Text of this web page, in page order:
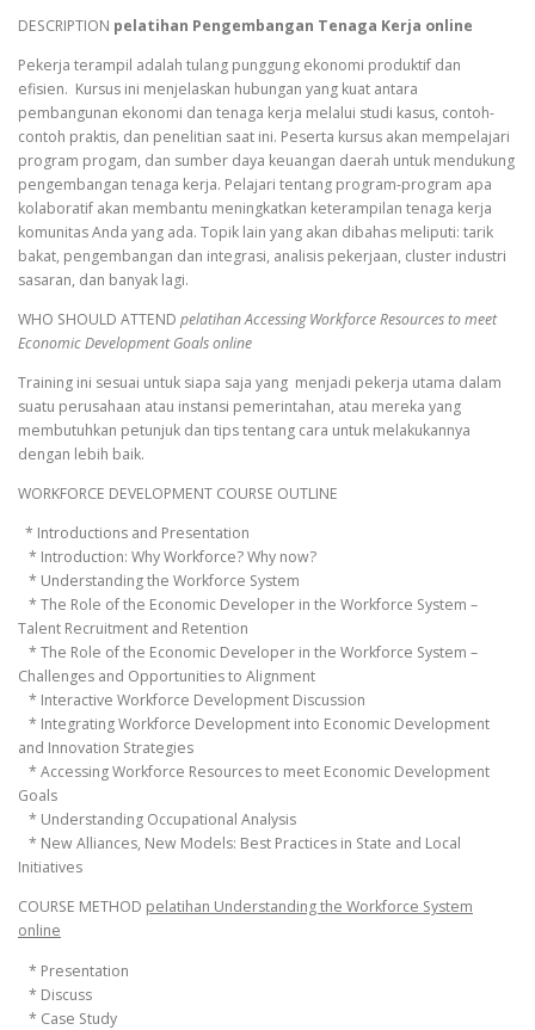
DESCRIPTION pelatihan Pengembangan Tenaga Kerja online
Pekerja terampil adalah tulang punggung ekonomi produktif dan
efisien. Kursus ini menjelaskan hubungan yang kuat antara
pembangunan ekonomi dan tenaga kerja melalui studi kasus, contoh-
contoh praktis, dan penelitian saat ini. Peserta kursus akan mempelajari
program progam, dan sumber daya keuangan daerah untuk mendukung
pengembangan tenaga kerja. Pelajari tentang program-program apa
kolaboratif akan membantu meningkatkan keterampilan tenaga kerja
komunitas Anda yang ada. Topik lain yang akan dibahas meliputi: tarik
bakat, pengembangan dan integrasi, analisis pekerjaan, cluster industri
sasaran, dan banyak lagi.
WHO SHOULD ATTEND pelatihan Accessing Workforce Resources to meet
Economic Development Goals online
Training ini sesuai untuk siapa saja yang menjadi pekerja utama dalam
suatu perusahaan atau instansi pemerintahan, atau mereka yang
membutuhkan petunjuk dan tips tentang cara untuk melakukannya
dengan lebih baik.
WORKFORCE DEVELOPMENT COURSE OUTLINE
* Introductions and Presentation
* Introduction: Why Workforce? Why now?
* Understanding the Workforce System
* The Role of the Economic Developer in the Workforce System –
Talent Recruitment and Retention
* The Role of the Economic Developer in the Workforce System –
Challenges and Opportunities to Alignment
* Interactive Workforce Development Discussion
* Integrating Workforce Development into Economic Development
and Innovation Strategies
* Accessing Workforce Resources to meet Economic Development
Goals
* Understanding Occupational Analysis
* New Alliances, New Models: Best Practices in State and Local
Initiatives
COURSE METHOD pelatihan Understanding the Workforce System
online
* Presentation
* Discuss
* Case Study